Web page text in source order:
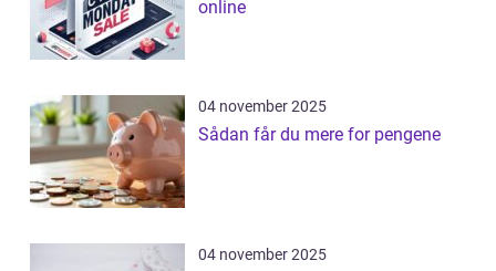
online
04 november 2025
Sådan får du mere for pengene
04 november 2025